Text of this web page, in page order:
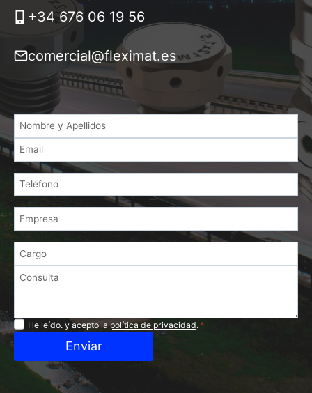
+34 676 06 19 56
comercial@fleximat.es
Privacidad
He leído. y acepto lapolítica de privacidad. *
Enviar